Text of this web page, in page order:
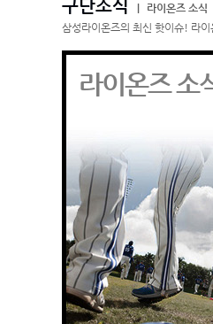
구단소식
라이온즈 소식
삼성라이온즈의 최신 핫이슈! 라
라이온즈 소